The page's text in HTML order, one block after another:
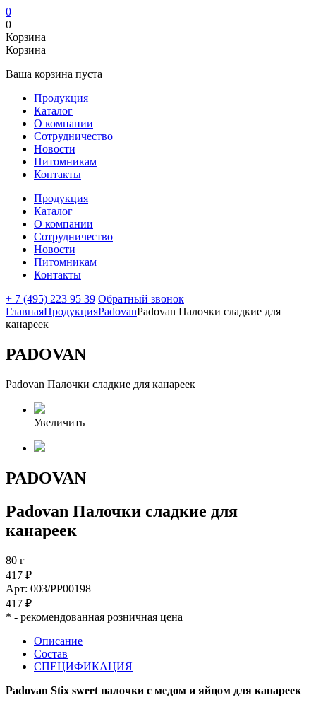
0
0
Корзина
Корзина
Ваша корзина пуста
Продукция
Каталог
О компании
Сотрудничество
Новости
Питомникам
Контакты
Продукция
Каталог
О компании
Сотрудничество
Новости
Питомникам
Контакты
+ 7 (495) 223 95 39 Обратный звонок
ГлавнаяПродукцияPadovanPadovan Палочки сладкие для
канареек
PADOVAN
Padovan Палочки сладкие для канареек
Увеличить
PADOVAN
Padovan Палочки сладкие для
канареек
80 г
417 ₽
Арт: 003/PP00198
417 ₽
* - рекомендованная розничная цена
Описание
Состав
СПЕЦИФИКАЦИЯ
Padovan Stix sweet палочки с медом и яйцом для канареек